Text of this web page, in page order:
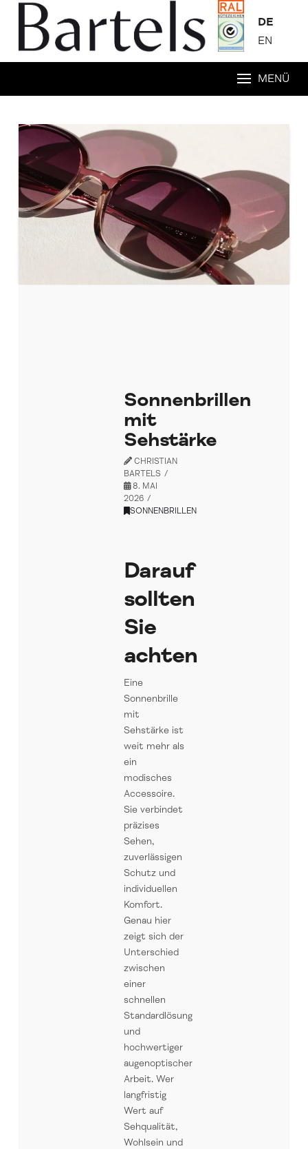
DE
EN
MENÜ
Sonnenbrillen
mit
Sehstärke
CHRISTIAN
BARTELS
8. MAI
2026
SONNENBRILLEN
Darauf
sollten
Sie
achten
Eine
Sonnenbrille
mit
Sehstärke ist
weit mehr als
ein
modisches
Accessoire.
Sie verbindet
präzises
Sehen,
zuverlässigen
Schutz und
individuellen
Komfort.
Genau hier
zeigt sich der
Unterschied
zwischen
einer
schnellen
Standardlösung
und
hochwertiger
augenoptischer
Arbeit. Wer
langfristig
Wert auf
Sehqualität,
Wohlsein und